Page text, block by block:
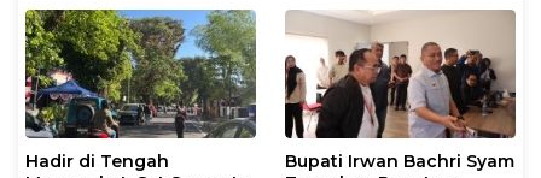
Hadir di Tengah
Bupati Irwan Bachri Syam